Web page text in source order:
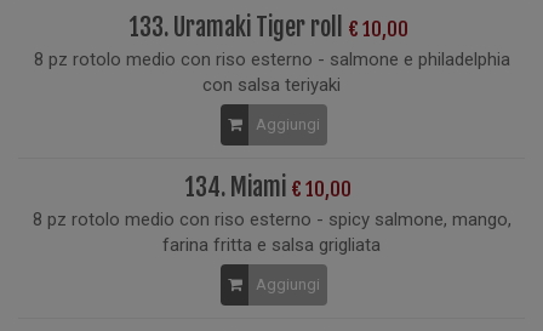
133. Uramaki Tiger roll € 10,00
8 pz rotolo medio con riso esterno - salmone e philadelphia
con salsa teriyaki
Aggiungi
134. Miami € 10,00
8 pz rotolo medio con riso esterno - spicy salmone, mango,
farina fritta e salsa grigliata
Aggiungi